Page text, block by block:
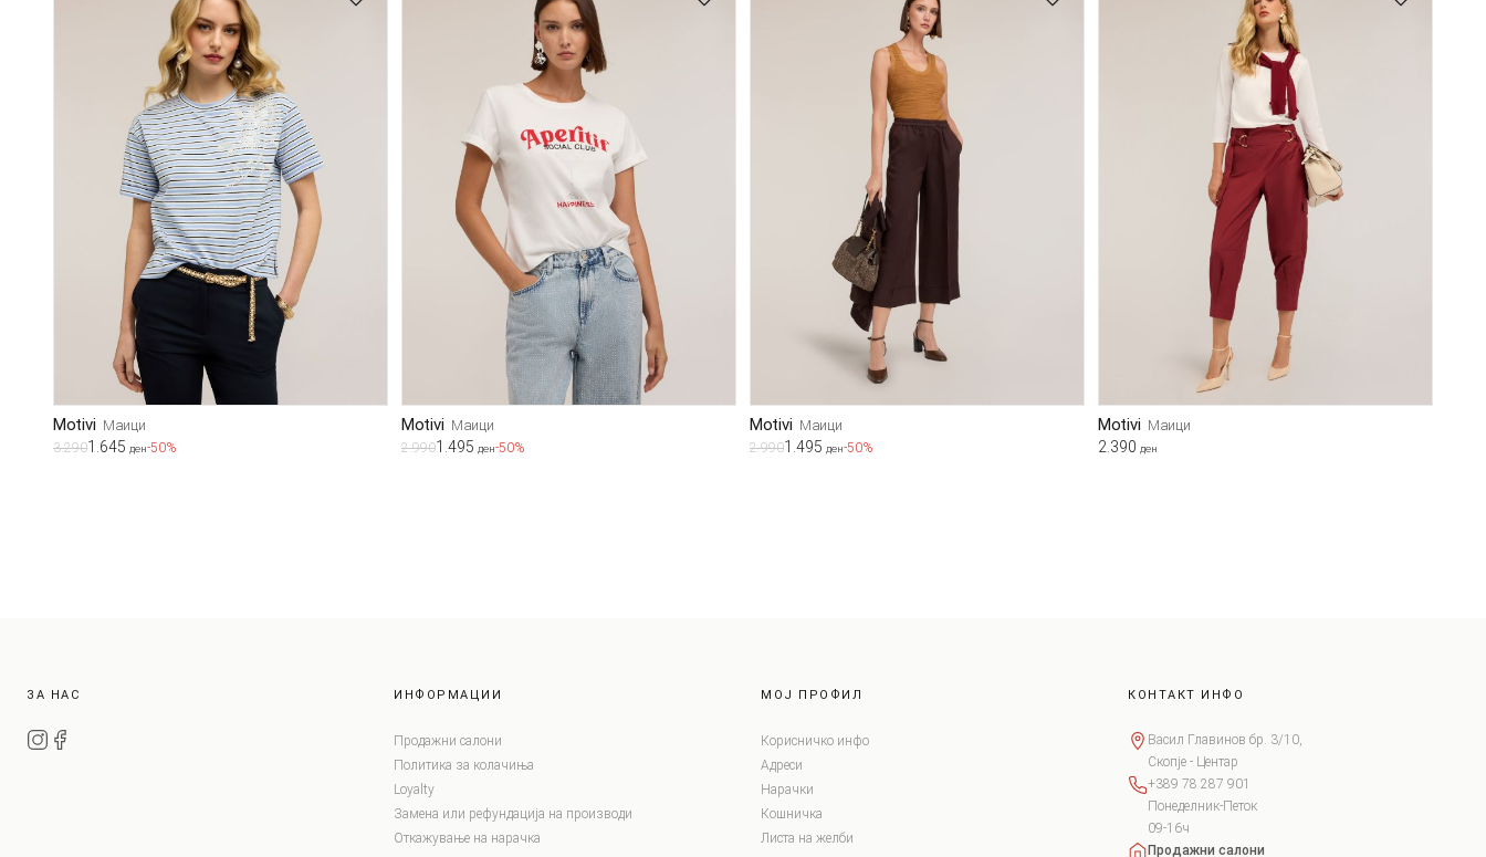
Motivi Маици
3.2901.645 ден-50%
Motivi Маици
2.9901.495 ден-50%
Motivi Маици
2.9901.495 ден-50%
Motivi Маици
2.390 ден
ЗА НАС ИНФОРМАЦИИ
Продажни салони
Политика за колачиња
Loyalty
Замена или рефундација на производи
Откажување на нарачка
МОЈ ПРОФИЛ
Корисничко инфо
Адреси
Нарачки
Кошничка
Листа на желби
КОНТАКТ ИНФО
Васил Главинов бр. 3/10,
Скопје - Центар
+389 78 287 901
Понеделник-Петок
09-16ч
Продажни салони